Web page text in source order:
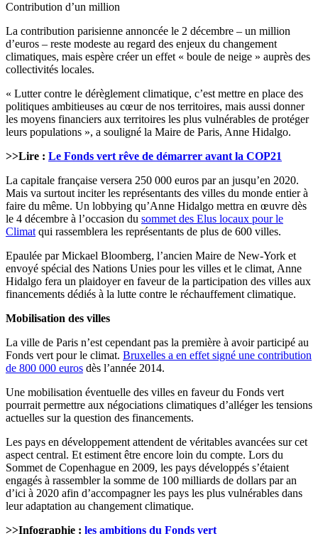
Contribution d’un million
La contribution parisienne annoncée le 2 décembre – un million
d’euros – reste modeste au regard des enjeux du changement
climatiques, mais espère créer un effet « boule de neige » auprès des
collectivités locales.
« Lutter contre le dérèglement climatique, c’est mettre en place des
politiques ambitieuses au cœur de nos territoires, mais aussi donner
les moyens financiers aux territoires les plus vulnérables de protéger
leurs populations », a souligné la Maire de Paris, Anne Hidalgo.
>>Lire : Le Fonds vert rêve de démarrer avant la COP21
La capitale française versera 250 000 euros par an jusqu’en 2020.
Mais va surtout inciter les représentants des villes du monde entier à
faire du même. Un lobbying qu’Anne Hidalgo mettra en œuvre dès
le 4 décembre à l’occasion du sommet des Elus locaux pour le
Climat qui rassemblera les représentants de plus de 600 villes.
Epaulée par Mickael Bloomberg, l’ancien Maire de New-York et
envoyé spécial des Nations Unies pour les villes et le climat, Anne
Hidalgo fera un plaidoyer en faveur de la participation des villes aux
financements dédiés à la lutte contre le réchauffement climatique.
Mobilisation des villes
La ville de Paris n’est cependant pas la première à avoir participé au
Fonds vert pour le climat. Bruxelles a en effet signé une contribution
de 800 000 euros dès l’année 2014.
Une mobilisation éventuelle des villes en faveur du Fonds vert
pourrait permettre aux négociations climatiques d’alléger les tensions
actuelles sur la question des financements.
Les pays en développement attendent de véritables avancées sur cet
aspect central. Et estiment être encore loin du compte. Lors du
Sommet de Copenhague en 2009, les pays développés s’étaient
engagés à rassembler la somme de 100 milliards de dollars par an
d’ici à 2020 afin d’accompagner les pays les plus vulnérables dans
leur adaptation au changement climatique.
>>Infographie : les ambitions du Fonds vert